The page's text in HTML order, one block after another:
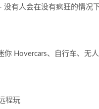
有人会在没有疯狂的情况
你 Hovercars、自行车、无
程玩